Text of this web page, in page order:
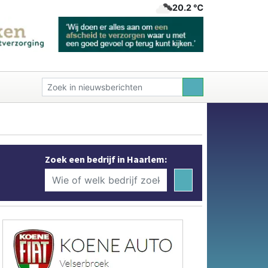
20.2 ℃
Zoek een bedrijf in Haarlem: